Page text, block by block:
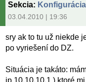
Sekcia: Konfigurácia
03.04.2010 | 19:36
sry ak to tu už niekde
po vyriešení do DZ.
Situácia je takáto: